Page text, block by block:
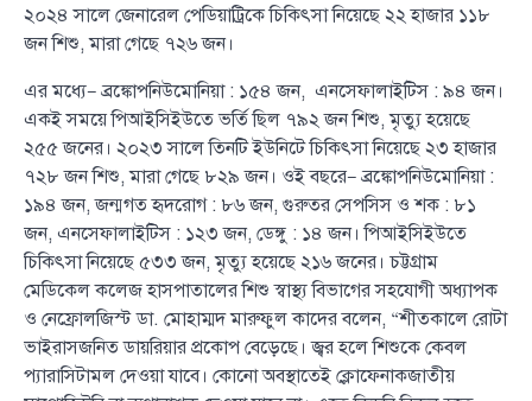
২০২৪ সালে জেনারেল পেডিয়াট্রিকে চিকিৎসা নিয়েছে ২২ হাজার ১১৮
জন শিশু, মারা গেছে ৭২৬ জন।
এর মধ্যে— ব্রঙ্কোপনিউমোনিয়া : ১৫৪ জন, এনসেফালাইটিস : ৯৪ জন।
একই সময়ে পিআইসিইউতে ভর্তি ছিল ৭৯২ জন শিশু, মৃত্যু হয়েছে
২৫৫ জনের। ২০২৩ সালে তিনটি ইউনিটে চিকিৎসা নিয়েছে ২৩ হাজার
৭২৮ জন শিশু, মারা গেছে ৮২৯ জন। ওই বছরে— ব্রঙ্কোপনিউমোনিয়া :
১৯৪ জন, জন্মগত হৃদরোগ : ৮৬ জন, গুরুতর সেপসিস ও শক : ৮১
জন, এনসেফালাইটিস : ১২৩ জন, ডেঙ্গু : ১৪ জন। পিআইসিইউতে
চিকিৎসা নিয়েছে ৫৩৩ জন, মৃত্যু হয়েছে ২১৬ জনের। চট্টগ্রাম
মেডিকেল কলেজ হাসপাতালের শিশু স্বাস্থ্য বিভাগের সহযোগী অধ্যাপক
ও নেফ্রোলজিস্ট ডা. মোহাম্মদ মারুফুল কাদের বলেন, “শীতকালে রোটা
ভাইরাসজনিত ডায়রিয়ার প্রকোপ বেড়েছে। জ্বর হলে শিশুকে কেবল
প্যারাসিটামল দেওয়া যাবে। কোনো অবস্থাতেই ক্লোফেনাকজাতীয়